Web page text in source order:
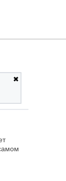
✖